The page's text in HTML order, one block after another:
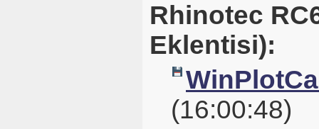
Rhinotec
Eklentisi):
(16:00:48)